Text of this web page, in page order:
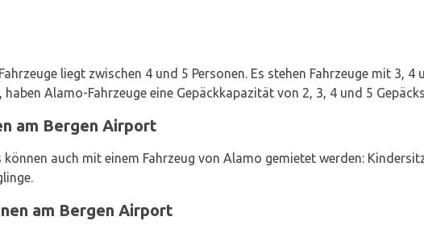
liegt zwischen 4 und 5 Personen. Es stehen Fahrzeuge mit 3, 4
haben Alamo-Fahrzeuge eine Gepäckkapazität von 2, 3, 4 und 5
am Bergen Airport
auch mit einem Fahrzeug von Alamo gemietet werden:
am Bergen Airport